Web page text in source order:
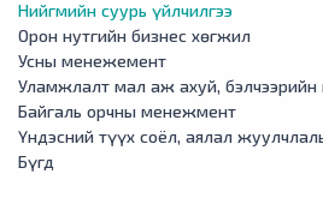
Нийгмийн суурь үйлчилгээ
Орон нутгийн бизнес хөгжил
Усны менежемент
Уламжлалт мал аж ахуй,
Байгаль орчны менежмент
Үндэсний түүх соёл, аялал
Бүгд